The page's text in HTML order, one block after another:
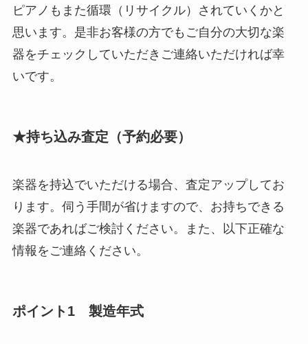
ピアノもまた循環（リサイクル）されていくかと
思います。是非お客様の方でもご自分の大切な楽
器をチェックしていただきご連絡いただければ幸
いです。
★持ち込み査定（予約必要）
楽器を持込でいただける場合、査定アップしてお
ります。伺う手間が省けますので、お持ちできる
楽器であればご検討ください。また、以下正確な
情報をご連絡ください。
ポイント1 製造年式